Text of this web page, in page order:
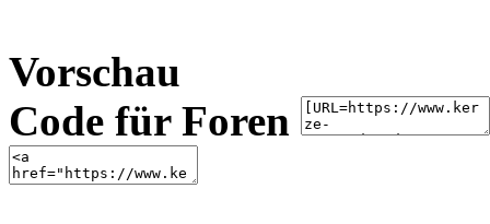
Vorschau
Code für Foren